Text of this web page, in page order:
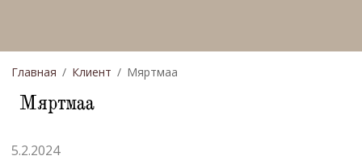
Главная Клиент Мяртмаа
Мяртмаа
5.2.2024